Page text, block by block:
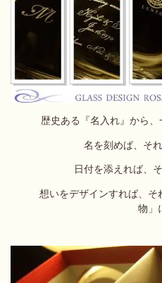
歴史ある『名入れ』から、
名を刻めば、そ
日付を添えれば、
想いをデザインすれば、そ
物」